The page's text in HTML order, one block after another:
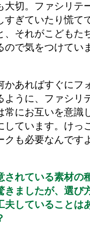
大切。ファシリテ
すぎていたり慌て
、それがこどもた
ので気をつけてい
かあればすぐにフ
ように、ファシリ
常にお互いを意識
しています。けっ
クも必要なんです
されている素材の
きましたが、選び
夫していることは